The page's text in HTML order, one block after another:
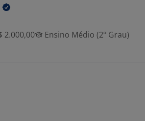
2.000,00
Ensino Médio (2º Grau)